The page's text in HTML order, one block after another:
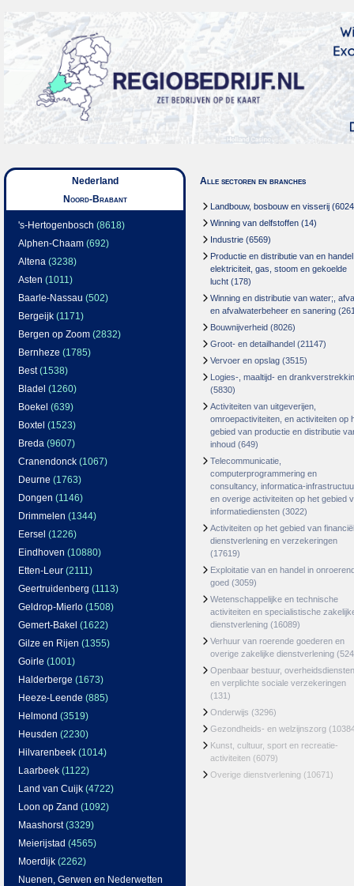
Nederland
Noord-Brabant
's-Hertogenbosch (8618)
Alphen-Chaam (692)
Altena (3238)
Asten (1011)
Baarle-Nassau (502)
Bergeijk (1171)
Bergen op Zoom (2832)
Bernheze (1785)
Best(1538)
Bladel (1260)
Boekel (639)
Boxtel (1523)
Breda (9607)
Cranendonck (1067)
Deurne (1763)
Dongen (1146)
Drimmelen (1344)
Eersel (1226)
Eindhoven (10880)
Etten-Leur (2111)
Geertruidenberg (1113)
Geldrop-Mierlo (1508)
Gemert-Bakel (1622)
Gilze en Rijen (1355)
Goirle (1001)
Halderberge (1673)
Heeze-Leende (885)
Helmond (3519)
Heusden (2230)
Hilvarenbeek (1014)
Laarbeek (1122)
Land van Cuijk (4722)
Loon op Zand (1092)
Maashorst(3329)
Meierijstad (4565)
Moerdijk (2262)
Nuenen, Gerwen en Nederwetten
Alle sectoren en branches
Landbouw, bosbouw en visserij
Winning van delfstoffen (14)
Industrie (6569)
Productie en distributie van en
elektriciteit, gas, stoom en gekoelde
lucht (178)
Winning en distributie van water;,
en afvalwaterbeheer en sanering
Bouwnijverheid (8026)
Groot- en detailhandel (21147)
Vervoer en opslag (3515)
Logies-, maaltijd- en
(5830)
Activiteiten van uitgeverijen,
omroepactiviteiten, en activiteiten op
gebied van productie en distributie
inhoud (649)
Telecommunicatie,
computerprogrammering en
consultancy, informatica-
en overige activiteiten op het gebied
informatiediensten (3022)
Activiteiten op het gebied van
dienstverlening en verzekeringen
(17619)
Exploitatie van en handel in
goed (3059)
Wetenschappelijke en technische
activiteiten en specialistische
dienstverlening (16089)
Verhuur van roerende goederen en
overige zakelijke dienstverlening
Openbaar bestuur, overheidsdiensten
en verplichte sociale verzekeringen
(131)
Onderwijs (3296)
Gezondheids- en welzijnszorg
Kunst, cultuur, sport en recreatie-
activiteiten (6079)
Overige dienstverlening (10671)